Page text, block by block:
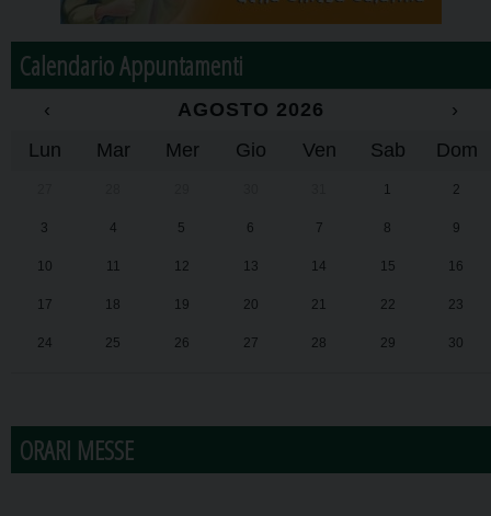
Calendario Appuntamenti
‹ AGOSTO 2026
›
Lun
Mar Mer Gio Ven Sab Dom
1 2
3 4 5 6 7 8 9
10 11 12 13 14 15 16
17 18 19 20 21 22 23
24 25 26 27 28 29 30
ORARI MESSE